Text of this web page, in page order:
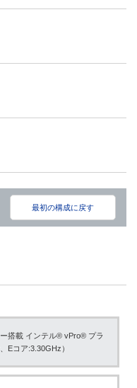
最初の構成に戻す
搭載 インテル® vPro® プラ
Eコア:3.30GHz）